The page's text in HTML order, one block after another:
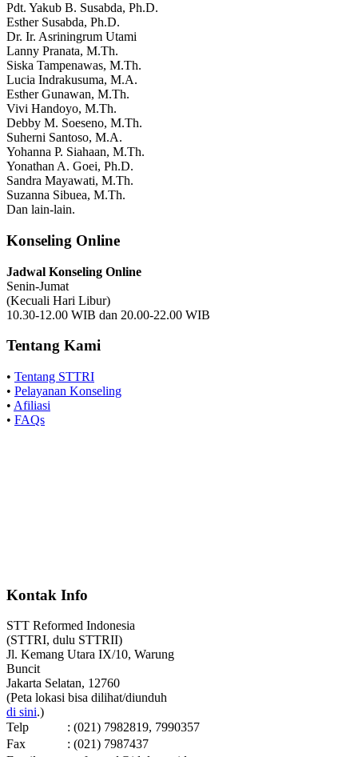
Pdt. Yakub B. Susabda, Ph.D.
Esther Susabda, Ph.D.
Dr. Ir. Asriningrum Utami
Lanny Pranata, M.Th.
Siska Tampenawas, M.Th.
Lucia Indrakusuma, M.A.
Esther Gunawan, M.Th.
Vivi Handoyo, M.Th.
Debby M. Soeseno, M.Th.
Suherni Santoso, M.A.
Yohanna P. Siahaan, M.Th.
Yonathan A. Goei, Ph.D.
Sandra Mayawati, M.Th.
Suzanna Sibuea, M.Th.
Dan lain-lain.
Konseling Online
Jadwal Konseling Online
Senin-Jumat
(Kecuali Hari Libur)
10.30-12.00 WIB dan 20.00-22.00 WIB
Tentang Kami
• Tentang STTRI
• Pelayanan Konseling
• Afiliasi
• FAQs
Kontak Info
STT Reformed Indonesia
(STTRI, dulu STTRII)
Jl. Kemang Utara IX/10, Warung
Buncit
Jakarta Selatan, 12760
(Peta lokasi bisa dilihat/diunduh
di sini.)
Telp
: (021) 7982819, 7990357
Fax
: (021) 7987437